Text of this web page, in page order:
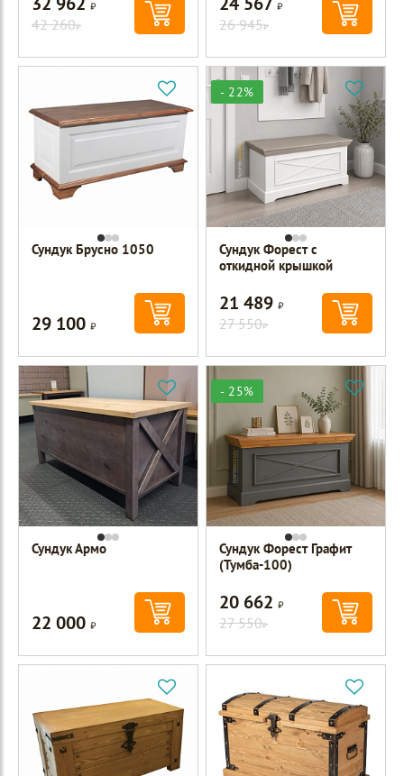
42 260Р 26 945Р
Сундук Брусно 1050
29 100Р
- 22%
Сундук Форест с
откидной крышкой
21 489Р
27 550Р
Сундук Армо
22 000Р
- 25%
Сундук Форест Графит
(Тумба-100)
20 662Р
27 550Р